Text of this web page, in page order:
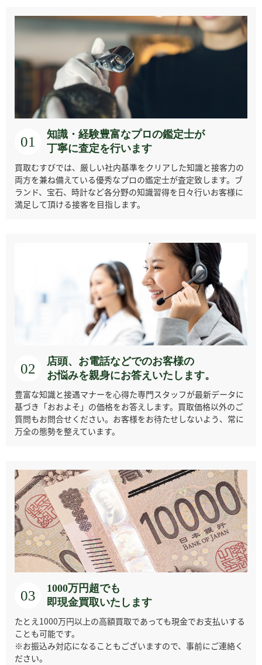
アーノルド＆サン
アクアノウティッ
ク
アラン・シルベス
タイン
アルピナ・ジュネ
ーブ
ヴァン クリーフ＆
アーペル
ヴィンセントカラ
ブレーゼ
ウォルサム エテルナ
エベル エポス リシャール・ミル
ルイ・ヴィトン
ラ
カシオ ロジェ・デュブイ
カレラ・イ・カレ
ラ
クエルボ・イ・ソ
ブリノス
クストス グッチ
グラスヒュッテ・
オリジナル
グラハム グリモルディ
01
知識・経験豊富なプロの鑑定士が
丁寧に査定を行います
買取むすびでは、厳しい社内基準をクリアした知識と接客力の
両方を兼ね備えている優秀なプロの鑑定士が査定致します。ブ
ランド、宝石、時計など各分野の知識習得を日々行いお客様に
満足して頂ける接客を目指します。
02
店頭、お電話などでのお客様の
お悩みを親身にお答えいたします。
豊富な知識と接遇マナーを心得た専門スタッフが最新データに
基づき「おおよそ」の価格をお答えします。買取価格以外のご
質問もお問合せください。お客様をお待たせしないよう、常に
万全の態勢を整えています。
03
1000万円超でも
即現金買取いたします
たとえ1000万円以上の高額買取であっても現金でお支払いする
ことも可能です。
※お振込み対応になることもございますので、事前にご連絡く
ださい。